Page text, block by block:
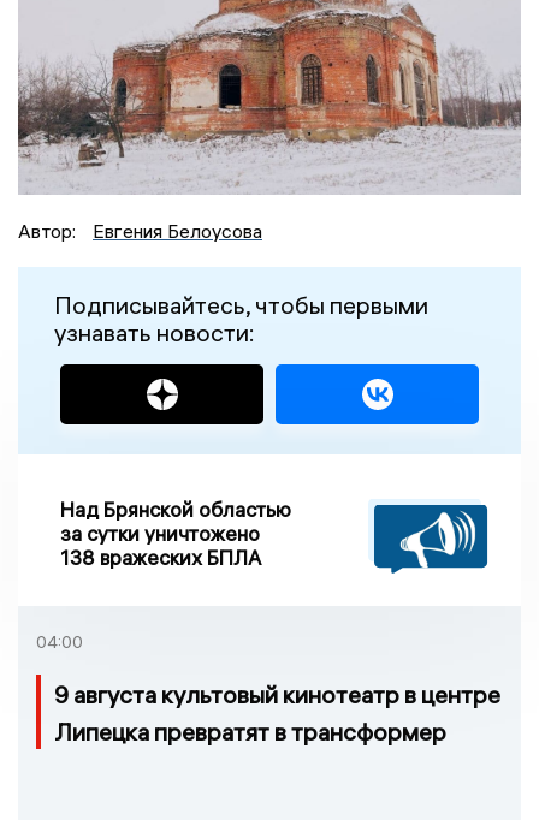
Автор: Евгения Белоусова
Подписывайтесь, чтобы первыми
узнавать новости:
Над Брянской областью
за сутки уничтожено
138 вражеских БПЛА
04:00
9 августа культовый кинотеатр в центре
Липецка превратят в трансформер